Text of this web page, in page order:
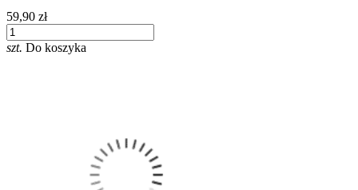
59,90 zł
szt. Do koszyka